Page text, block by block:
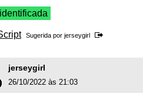
Sugerida por jerseygirl
jerseygirl
26/10/2022 às 21:03